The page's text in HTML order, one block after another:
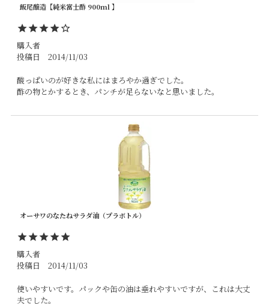
飯尾醸造【純米富士酢 900ml 】
購入者
投稿日
2014/11/03
酸っぱいのが好きな私にはまろやか過ぎでした。
酢の物とかするとき、パンチが足らないなと思いました。
オーサワのなたねサラダ油（プラボトル）
購入者
投稿日
2014/11/03
使いやすいです。パックや缶の油は垂れやすいですが、これは大丈